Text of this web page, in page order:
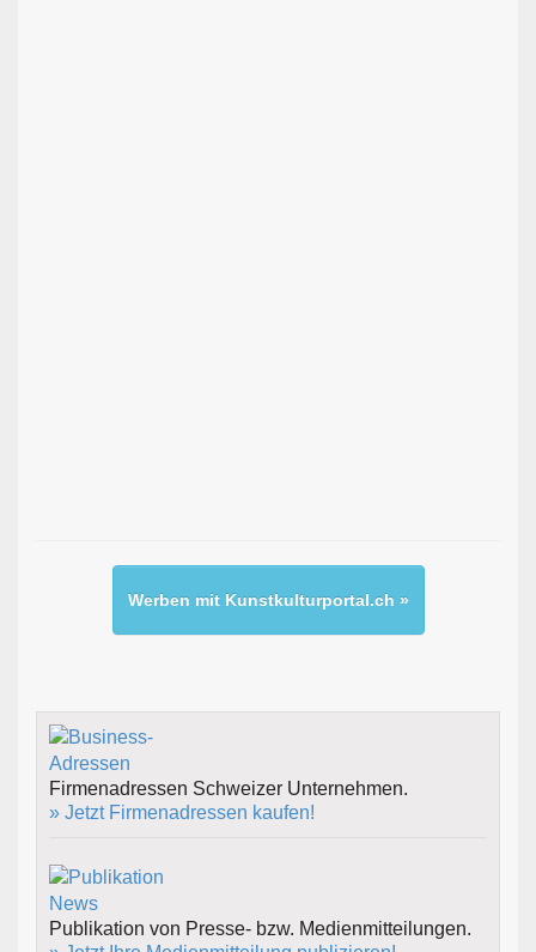
Werben mit Kunstkulturportal.ch »
Firmenadressen Schweizer Unternehmen.
» Jetzt Firmenadressen kaufen!
Publikation von Presse- bzw. Medienmitteilungen.